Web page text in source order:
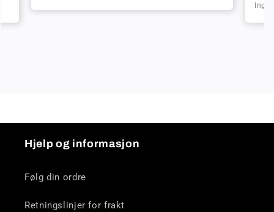
Hjelp og informasjon
Følg din ordre
Retningslinjer for frakt